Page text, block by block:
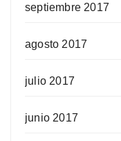
septiembre 2017
agosto 2017
julio 2017
junio 2017